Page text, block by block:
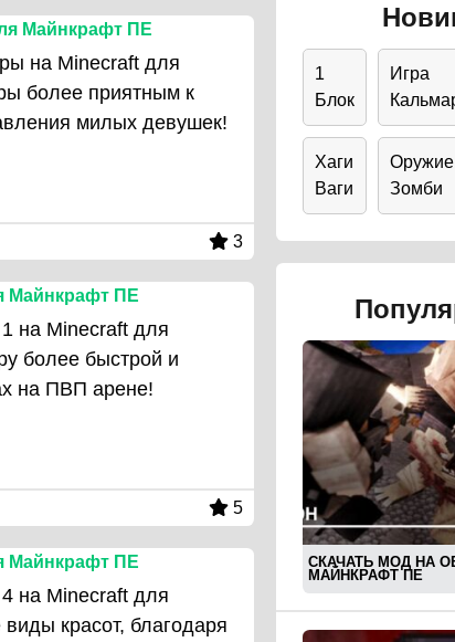
Майнкрафт ПЕ
на Minecraft для
более приятным к
милых девушек!
3
Майнкрафт ПЕ
на Minecraft для
более быстрой и
на ПВП арене!
5
Майнкрафт ПЕ
на Minecraft для
красот, благодаря
1
Блок
Игра
Хаги
Ваги
Оружие
Зомби
СКАЧАТЬ МОД НА
МАЙНКРАФТ ПЕ